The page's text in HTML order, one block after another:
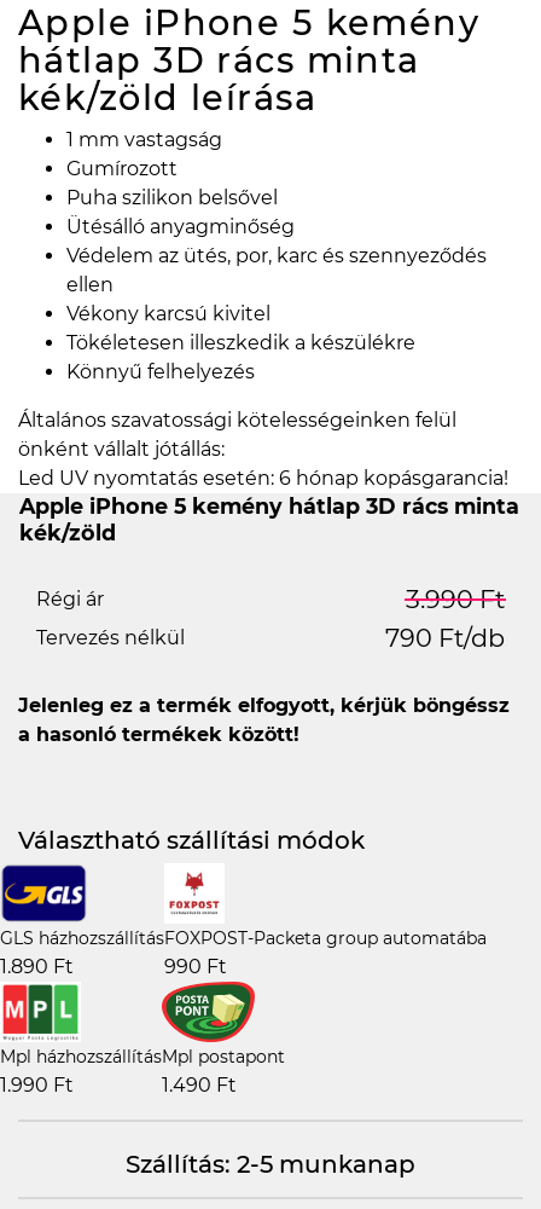
Apple iPhone 5 kemény
hátlap 3D rács minta
kék/zöld leírása
1 mm vastagság
Gumírozott
Puha szilikon belsővel
Ütésálló anyagminőség
Védelem az ütés, por, karc és szennyeződés
ellen
Vékony karcsú kivitel
Tökéletesen illeszkedik a készülékre
Könnyű felhelyezés
Általános szavatossági kötelességeinken felül
önként vállalt jótállás:
Led UV nyomtatás esetén: 6 hónap kopásgarancia!
Apple iPhone 5 kemény hátlap 3D rács minta
kék/zöld
Régi ár 3.990 Ft
Tervezés nélkül 790 Ft/db
Jelenleg ez a termék elfogyott, kérjük böngéssz
a hasonló termékek között!
Választható szállítási módok
GLS házhozszállítás
1.890 Ft
FOXPOST-Packeta group automatába
990 Ft
Mpl házhozszállítás
1.990 Ft
Mpl postapont
1.490 Ft
Szállítás: 2-5 munkanap